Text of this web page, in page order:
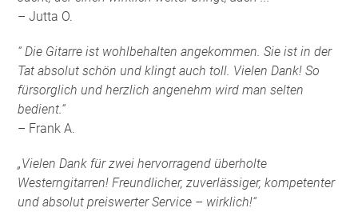
– Jutta O.
“ Die Gitarre ist wohlbehalten angekommen. Sie ist in der
Tat absolut schön und klingt auch toll. Vielen Dank! So
fürsorglich und herzlich angenehm wird man selten
bedient.“
– Frank A.
„Vielen Dank für zwei hervorragend überholte
Westerngitarren! Freundlicher, zuverlässiger, kompetenter
und absolut preiswerter Service – wirklich!“